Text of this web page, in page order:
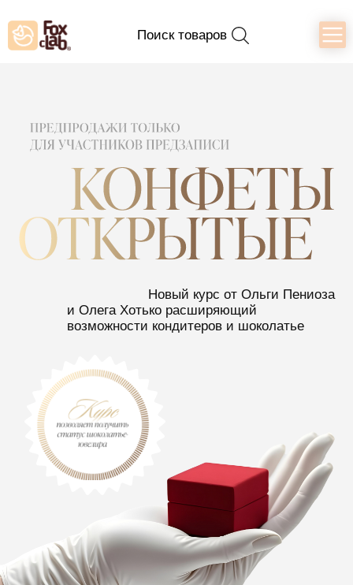
Поиск товаров
Новый курс от Ольги Пениоза
и Олега Хотько расширяющий
возможности кондитеров и шоколатье